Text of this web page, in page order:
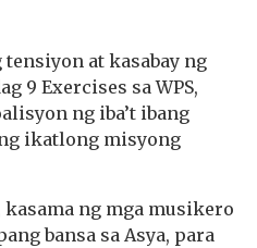
at kasabay ng
9 Exercises sa WPS,
ng iba’t ibang
ikatlong misyong
ng mga musikero
bansa sa Asya, para